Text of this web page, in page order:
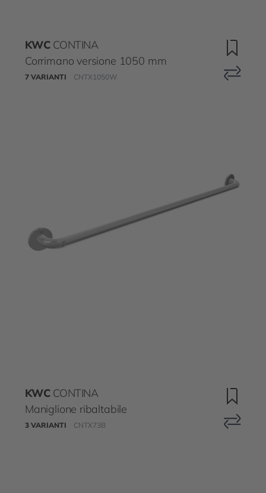
KWC CONTINA
Corrimano versione 1050 mm
7 VARIANTI CNTX1050W
KWC CONTINA
Maniglione ribaltabile
3 VARIANTI CNTX73B